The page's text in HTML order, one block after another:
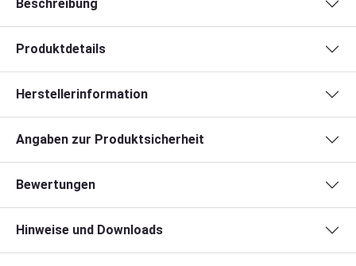
Beschreibung
Produktdetails
Herstellerinformation
Angaben zur Produktsicherheit
Bewertungen
Hinweise und Downloads